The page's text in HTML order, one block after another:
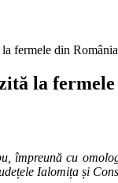
fermele din România
la fermele
cu
Ialomița și